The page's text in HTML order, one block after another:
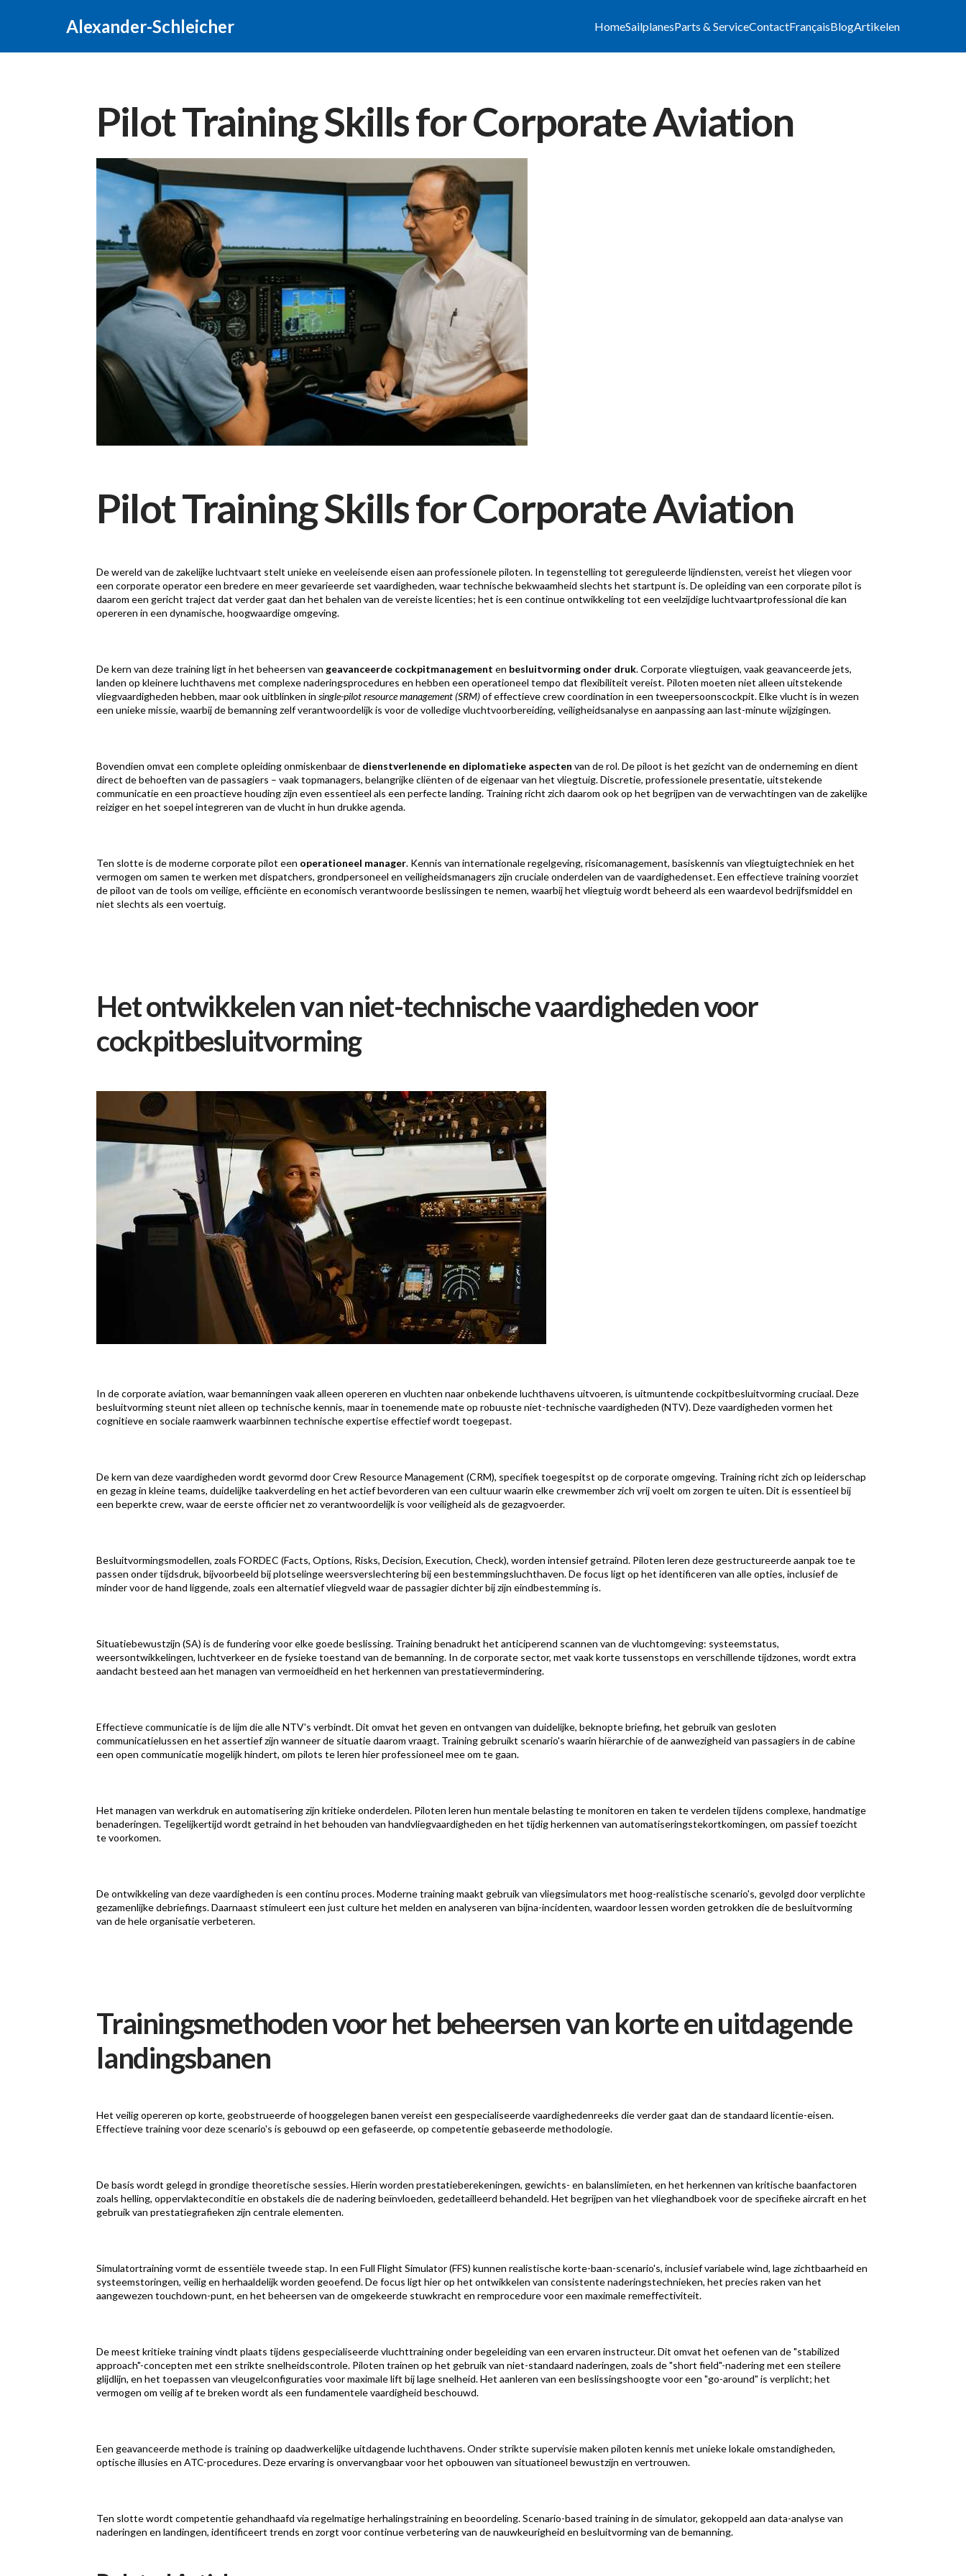
Alexander-Schleicher HomeSailplanesParts & ServiceContactFrançaisBlogArtikelen
Pilot Training Skills for Corporate Aviation
Pilot Training Skills for Corporate Aviation
De wereld van de zakelijke luchtvaart stelt unieke en veeleisende eisen aan professionele piloten. In tegenstelling tot gereguleerde lijndiensten, vereist het vliegen voor
een corporate operator een bredere en meer gevarieerde set vaardigheden, waar technische bekwaamheid slechts het startpunt is. De opleiding van een corporate pilot is
daarom een gericht traject dat verder gaat dan het behalen van de vereiste licenties; het is een continue ontwikkeling tot een veelzijdige luchtvaartprofessional die kan
opereren in een dynamische, hoogwaardige omgeving.
De kern van deze training ligt in het beheersen van geavanceerde cockpitmanagement en besluitvorming onder druk. Corporate vliegtuigen, vaak geavanceerde jets,
landen op kleinere luchthavens met complexe naderingsprocedures en hebben een operationeel tempo dat flexibiliteit vereist. Piloten moeten niet alleen uitstekende
vliegvaardigheden hebben, maar ook uitblinken insingle-pilot resource management (SRM)of effectieve crew coordination in een tweepersoonscockpit. Elke vlucht is in wezen
een unieke missie, waarbij de bemanning zelf verantwoordelijk is voor de volledige vluchtvoorbereiding, veiligheidsanalyse en aanpassing aan last-minute wijzigingen.
Bovendien omvat een complete opleiding onmiskenbaar de dienstverlenende en diplomatieke aspecten van de rol. De piloot is het gezicht van de onderneming en dient
direct de behoeften van de passagiers – vaak topmanagers, belangrijke cliënten of de eigenaar van het vliegtuig. Discretie, professionele presentatie, uitstekende
communicatie en een proactieve houding zijn even essentieel als een perfecte landing. Training richt zich daarom ook op het begrijpen van de verwachtingen van de zakelijke
reiziger en het soepel integreren van de vlucht in hun drukke agenda.
Ten slotte is de moderne corporate pilot een operationeel manager. Kennis van internationale regelgeving, risicomanagement, basiskennis van vliegtuigtechniek en het
vermogen om samen te werken met dispatchers, grondpersoneel en veiligheidsmanagers zijn cruciale onderdelen van de vaardighedenset. Een effectieve training voorziet
de piloot van de tools om veilige, efficiënte en economisch verantwoorde beslissingen te nemen, waarbij het vliegtuig wordt beheerd als een waardevol bedrijfsmiddel en
niet slechts als een voertuig.
Het ontwikkelen van niet-technische vaardigheden voor
cockpitbesluitvorming
In de corporate aviation, waar bemanningen vaak alleen opereren en vluchten naar onbekende luchthavens uitvoeren, is uitmuntende cockpitbesluitvorming cruciaal. Deze
besluitvorming steunt niet alleen op technische kennis, maar in toenemende mate op robuuste niet-technische vaardigheden (NTV). Deze vaardigheden vormen het
cognitieve en sociale raamwerk waarbinnen technische expertise effectief wordt toegepast.
De kern van deze vaardigheden wordt gevormd door Crew Resource Management (CRM), specifiek toegespitst op de corporate omgeving. Training richt zich op leiderschap
en gezag in kleine teams, duidelijke taakverdeling en het actief bevorderen van een cultuur waarin elke crewmember zich vrij voelt om zorgen te uiten. Dit is essentieel bij
een beperkte crew, waar de eerste officier net zo verantwoordelijk is voor veiligheid als de gezagvoerder.
Besluitvormingsmodellen, zoals FORDEC (Facts, Options, Risks, Decision, Execution, Check), worden intensief getraind. Piloten leren deze gestructureerde aanpak toe te
passen onder tijdsdruk, bijvoorbeeld bij plotselinge weersverslechtering bij een bestemmingsluchthaven. De focus ligt op het identificeren van alle opties, inclusief de
minder voor de hand liggende, zoals een alternatief vliegveld waar de passagier dichter bij zijn eindbestemming is.
Situatiebewustzijn (SA) is de fundering voor elke goede beslissing. Training benadrukt het anticiperend scannen van de vluchtomgeving: systeemstatus,
weersontwikkelingen, luchtverkeer en de fysieke toestand van de bemanning. In de corporate sector, met vaak korte tussenstops en verschillende tijdzones, wordt extra
aandacht besteed aan het managen van vermoeidheid en het herkennen van prestatievermindering.
Effectieve communicatie is de lijm die alle NTV's verbindt. Dit omvat het geven en ontvangen van duidelijke, beknopte briefing, het gebruik van gesloten
communicatielussen en het assertief zijn wanneer de situatie daarom vraagt. Training gebruikt scenario's waarin hiërarchie of de aanwezigheid van passagiers in de cabine
een open communicatie mogelijk hindert, om pilots te leren hier professioneel mee om te gaan.
Het managen van werkdruk en automatisering zijn kritieke onderdelen. Piloten leren hun mentale belasting te monitoren en taken te verdelen tijdens complexe, handmatige
benaderingen. Tegelijkertijd wordt getraind in het behouden van handvliegvaardigheden en het tijdig herkennen van automatiseringstekortkomingen, om passief toezicht
te voorkomen.
De ontwikkeling van deze vaardigheden is een continu proces. Moderne training maakt gebruik van vliegsimulators met hoog-realistische scenario's, gevolgd door verplichte
gezamenlijke debriefings. Daarnaast stimuleert een just culture het melden en analyseren van bijna-incidenten, waardoor lessen worden getrokken die de besluitvorming
van de hele organisatie verbeteren.
Trainingsmethoden voor het beheersen van korte en uitdagende
landingsbanen
Het veilig opereren op korte, geobstrueerde of hooggelegen banen vereist een gespecialiseerde vaardighedenreeks die verder gaat dan de standaard licentie-eisen.
Effectieve training voor deze scenario's is gebouwd op een gefaseerde, op competentie gebaseerde methodologie.
De basis wordt gelegd in grondige theoretische sessies. Hierin worden prestatieberekeningen, gewichts- en balanslimieten, en het herkennen van kritische baanfactoren
zoals helling, oppervlakteconditie en obstakels die de nadering beïnvloeden, gedetailleerd behandeld. Het begrijpen van het vlieghandboek voor de specifieke aircraft en het
gebruik van prestatiegrafieken zijn centrale elementen.
Simulatortraining vormt de essentiële tweede stap. In een Full Flight Simulator (FFS) kunnen realistische korte-baan-scenario's, inclusief variabele wind, lage zichtbaarheid en
systeemstoringen, veilig en herhaaldelijk worden geoefend. De focus ligt hier op het ontwikkelen van consistente naderingstechnieken, het precies raken van het
aangewezen touchdown-punt, en het beheersen van de omgekeerde stuwkracht en remprocedure voor een maximale remeffectiviteit.
De meest kritieke training vindt plaats tijdens gespecialiseerde vluchttraining onder begeleiding van een ervaren instructeur. Dit omvat het oefenen van de "stabilized
approach"-concepten met een strikte snelheidscontrole. Piloten trainen op het gebruik van niet-standaard naderingen, zoals de "short field"-nadering met een steilere
glijdlijn, en het toepassen van vleugelconfiguraties voor maximale lift bij lage snelheid. Het aanleren van een beslissingshoogte voor een "go-around" is verplicht; het
vermogen om veilig af te breken wordt als een fundamentele vaardigheid beschouwd.
Een geavanceerde methode is training op daadwerkelijke uitdagende luchthavens. Onder strikte supervisie maken piloten kennis met unieke lokale omstandigheden,
optische illusies en ATC-procedures. Deze ervaring is onvervangbaar voor het opbouwen van situationeel bewustzijn en vertrouwen.
Ten slotte wordt competentie gehandhaafd via regelmatige herhalingstraining en beoordeling. Scenario-based training in de simulator, gekoppeld aan data-analyse van
naderingen en landingen, identificeert trends en zorgt voor continue verbetering van de nauwkeurigheid en besluitvorming van de bemanning.